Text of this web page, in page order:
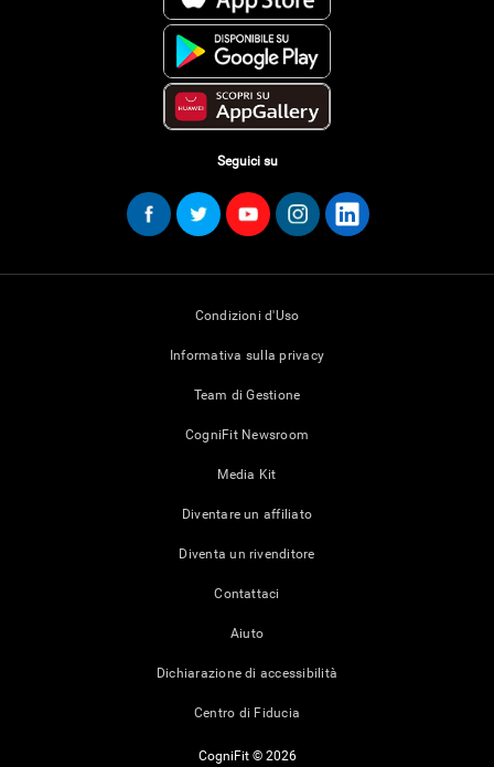
Seguici su
Condizioni d'Uso
Informativa sulla privacy
Team di Gestione
CogniFit Newsroom
Media Kit
Diventare un affiliato
Diventa un rivenditore
Contattaci
Aiuto
Dichiarazione di accessibilità
Centro di Fiducia
CogniFit © 2026